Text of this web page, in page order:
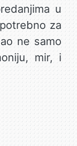
u
za
ne samo
mir, i